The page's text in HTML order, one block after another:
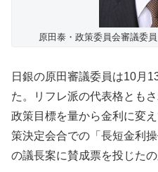
原田泰・政策委員会審議委
日銀の原田審議委員は10月
た。リフレ派の代表格とも
政策目標を量から金利に変
策決定会合での「長短金利
の議長案に賛成票を投じた